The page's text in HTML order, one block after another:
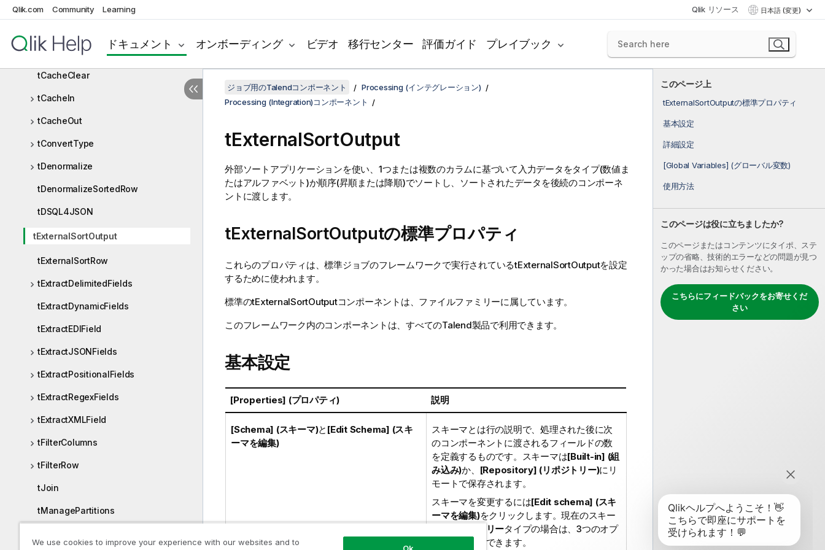
Qlik.com Community Learning Qlik リソース 日本語 (変更)
ドキュメント オンボーディング ビデオ 移行センター 評価ガイド プレイブック
Processing (Integration)コンポーネント
tAggregateSortedRow
tCacheClear
tCacheIn
tCacheOut
tConvertType
tDenormalize
tDenormalizeSortedRow
tDSQL4JSON
tExternalSortOutput
tExternalSortRow
tExtractDelimitedFields
tExtractDynamicFields
tExtractEDIField
tExtractJSONFields
tExtractPositionalFields
tExtractRegexFields
tExtractXMLField
tFilterColumns
tFilterRow
tJoin
tManagePartitions
このページ上
tExternalSortOutputの標準プロパティ
基本設定
詳細設定
[Global Variables] (グローバル変数)
使用方法
このページは役に立ちましたか?
このページまたはコンテンツにタイポ、ステ
ップの省略、技術的エラーなどの問題が見つ
かった場合はお知らせください。
こちらにフィードバックをお寄せくだ
さい
ジョブ用のTalendコンポーネント
Processing (インテグレーション)
Processing (Integration)コンポーネント
tExternalSortOutput
外部ソートアプリケーションを使い、1つまたは複数のカラムに基づいて入力データをタイプ(数値ま
たはアルファベット)か順序(昇順または降順)でソートし、ソートされたデータを後続のコンポーネ
ントに渡します。
tExternalSortOutputの標準プロパティ
これらのプロパティは、標準ジョブのフレームワークで実行されているtExternalSortOutputを設定
するために使われます。
標準のtExternalSortOutputコンポーネントは、 ファイルファミリーに属しています。
このフレームワーク内のコンポーネントは、すべてのTalend製品で利用できます。
基本設定
[Properties] (プロパティ) 説明
[Schema] (スキーマ)と [Edit Schema] (スキ
ーマを編集)
スキーマとは行の説明で、処理された後に次
のコンポーネントに渡されるフィールドの数
を定義するものです。スキーマは[Built-in] (組
み込み)か、 [Repository] (リポジトリー)にリ
モートで保存されます。
スキーマを変更するには[Edit schema] (スキ
ーマを編集)をクリックします。現在のスキー
リポジトリータイプの場合は、3つのオプ
ションを利用できます。
We use cookies to improve your experience with our websites and to